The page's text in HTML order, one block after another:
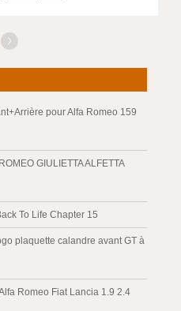
pour Alfa Romeo 159
GIULIETTA ALFETTA
To Life Chapter 15
plaquette calandre avant GT à
Romeo Fiat Lancia 1.9 2.4